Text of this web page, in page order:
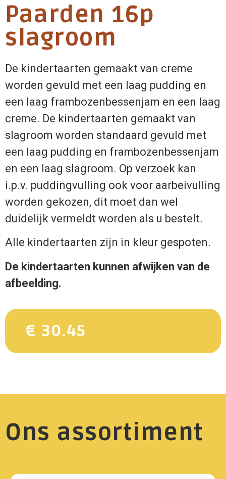
Paarden 16p
slagroom
De kindertaarten gemaakt van creme
worden gevuld met een laag pudding en
een laag frambozenbessenjam en een laag
creme. De kindertaarten gemaakt van
slagroom worden standaard gevuld met
een laag pudding en frambozenbessenjam
en een laag slagroom. Op verzoek kan
i.p.v. puddingvulling ook voor aarbeivulling
worden gekozen, dit moet dan wel
duidelijk vermeldt worden als u bestelt.
Alle kindertaarten zijn in kleur gespoten.
De kindertaarten kunnen afwijken van de
afbeelding.
€ 30.45
Ons assortiment